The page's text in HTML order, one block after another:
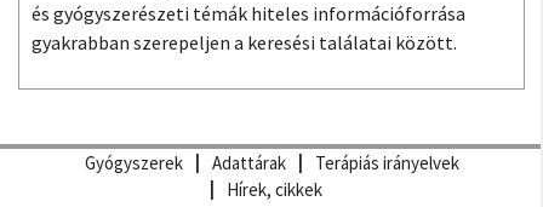
és gyógyszerészeti témák hiteles információforrása
gyakrabban szerepeljen a keresési találatai között.
Gyógyszerek Adattárak
Terápiás irányelvek
Hírek, cikkek